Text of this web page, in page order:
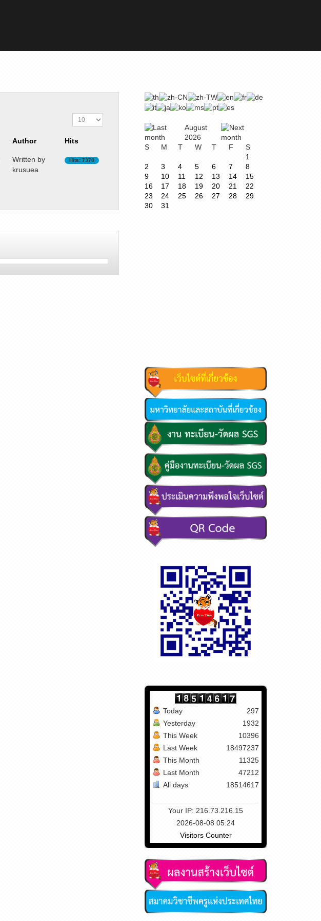
Author Hits
Written by
krusuea
Hits: 7378
August
2026
S
M T W T F
S
1
2
3 4 5 6 7
8
9
10 11 12 13 14
15
16
17 18 19 20 21
22
23
24 25 26 27 28
29
30
31
Today
Yesterday
This Week
Last Week
This Month
Last Month
All days
297
1932
10396
18497237
11325
47212
18514617
Your IP: 216.73.216.15
2026-08-08 05:24
Visitors Counter